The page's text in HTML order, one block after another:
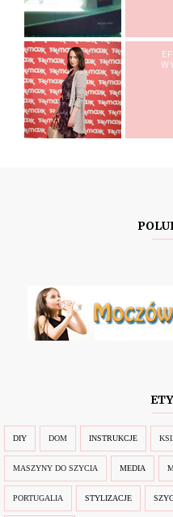
DIY DOM INSTRUKCJE
MASZYNY DO SZYCIA MEDIA
PORTUGALIA STYLIZACJE